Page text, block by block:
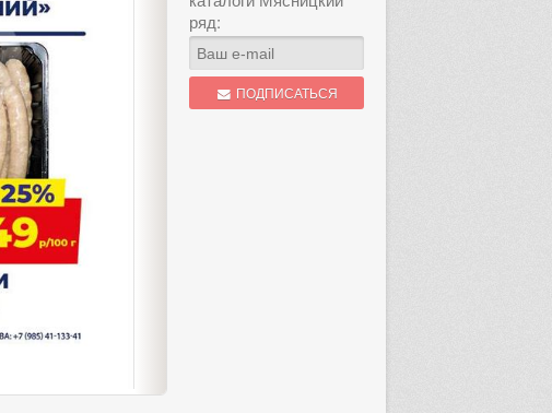
с 3 по 9 августа
ряд:
ПОДПИСАТЬСЯ